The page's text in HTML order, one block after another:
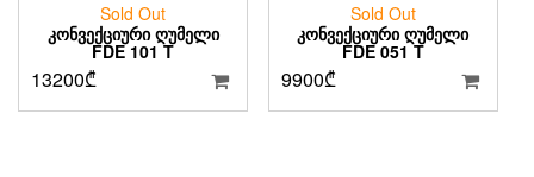
Sold Out
ᲙᲝᲜᲕᲔᲥᲪᲘᲣᲠᲘ ᲦᲣᲛᲔᲚᲘ
FDE 101 T
13200₾
Sold Out
ᲙᲝᲜᲕᲔᲥᲪᲘᲣᲠᲘ ᲦᲣᲛᲔᲚᲘ
FDE 051 T
9900₾